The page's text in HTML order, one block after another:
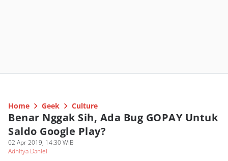
Home Geek Culture
Benar Nggak Sih, Ada Bug GOPAY Untuk
Saldo Google Play?
02 Apr 2019, 14:30 WIB
Adhitya Daniel